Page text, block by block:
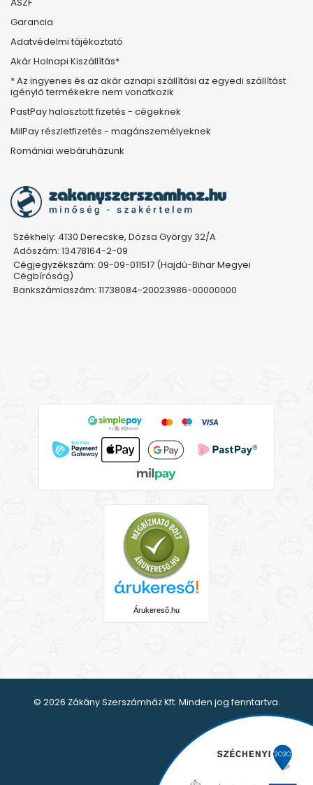
Garancia
Adatvédelmi tájékoztató
Akár Holnapi Kiszállítás*
* Az ingyenes és az akár aznapi szállítási az egyedi szállítást
igénylő termékekre nem vonatkozik
PastPay halasztott fizetés - cégeknek
MilPay részletfizetés - magánszemélyeknek
Romániai webáruházunk
Székhely: 4130 Derecske, Dózsa György 32/A
Adószám: 13478164-2-09
Cégjegyzékszám: 09-09-011517 (Hajdú-Bihar Megyei
Cégbíróság)
Bankszámlaszám: 11738084-20023986-00000000
Árukereső.hu
© 2026 Zákány Szerszámház Kft. Minden jog fenntartva.